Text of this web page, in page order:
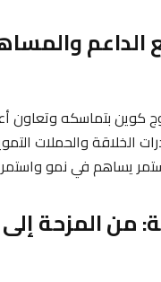
الداعم
كوين بتماسكه وتعاون
الخلاقة والحملات
يساهم في نمو
من المزحة